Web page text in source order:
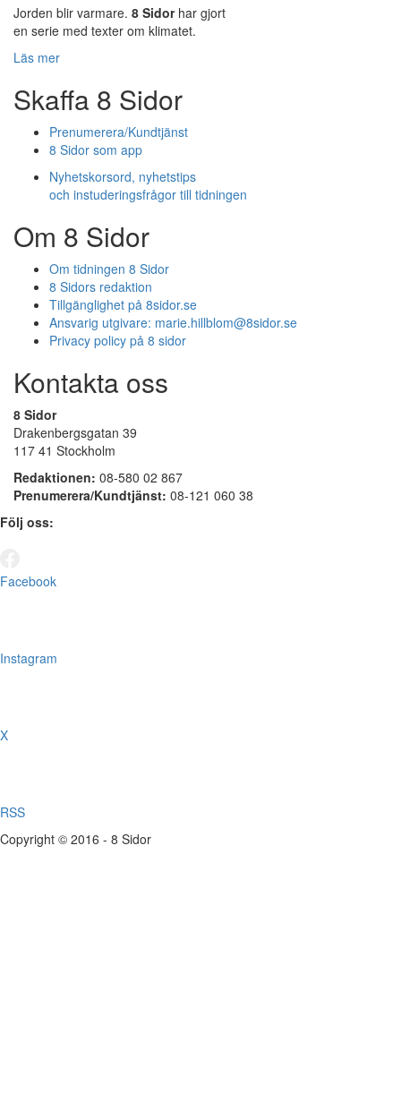
Jorden blir varmare. 8 Sidorhar gjort
en serie med texter om klimatet.
Läs mer
Skaffa 8 Sidor
Prenumerera/Kundtjänst
8 Sidor som app
Nyhetskorsord, nyhetstips
och instuderingsfrågor till tidningen
Om 8 Sidor
Om tidningen 8 Sidor
8 Sidors redaktion
Tillgänglighet på 8sidor.se
Ansvarig utgivare: marie.hillblom@8sidor.se
Privacy policy på 8 sidor
Kontakta oss
8 Sidor
Drakenbergsgatan 39
117 41 Stockholm
Redaktionen: 08-580 02 867
Prenumerera/Kundtjänst: 08-121 060 38
Följ oss:
Facebook
Instagram
X
RSS
Copyright © 2016 - 8 Sidor